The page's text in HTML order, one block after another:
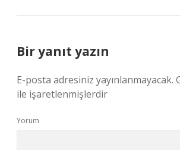
Bir yanıt yazın
E-posta adresiniz yayınlanmayacak.
ile işaretlenmişlerdir
Yorum